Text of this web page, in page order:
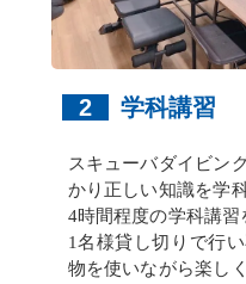
2 学科講習
スキューバダイビン
かり正しい知識を学
4時間程度の学科講
1名様貸し切りで行
物を使いながら楽し